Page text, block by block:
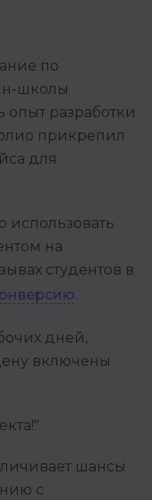
по
школы
опыт разработки
прикрепил
для
использовать
на
студентов в
.
дней,
включены
шансы
с